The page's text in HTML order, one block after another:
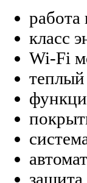
работа
класс
Wi-Fi
теплый